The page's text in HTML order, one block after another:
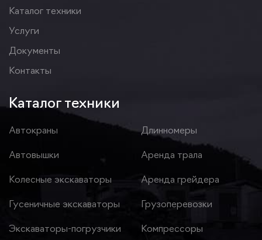
Каталог техники
Услуги
Документы
Контакты
Каталог техники
Автокраны
Автовышки
Колесные экскаваторы
Гусеничные экскаваторы
Экскаваторы-погрузчики
Длинномеры
Аренда трала
Аренда грейдера
Грузоперевозки
Компрессоры